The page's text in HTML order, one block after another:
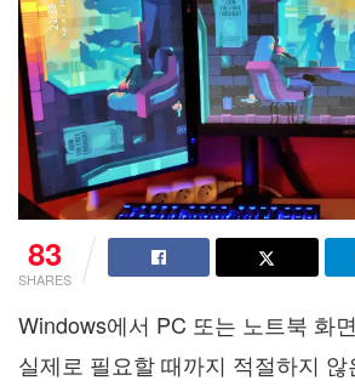
83
SHARES
Windows에서 PC 또는 노트북 화
실제로 필요할 때까지 적절하지